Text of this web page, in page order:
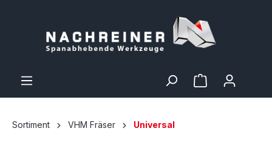
Sortiment VHM Fräser Universal